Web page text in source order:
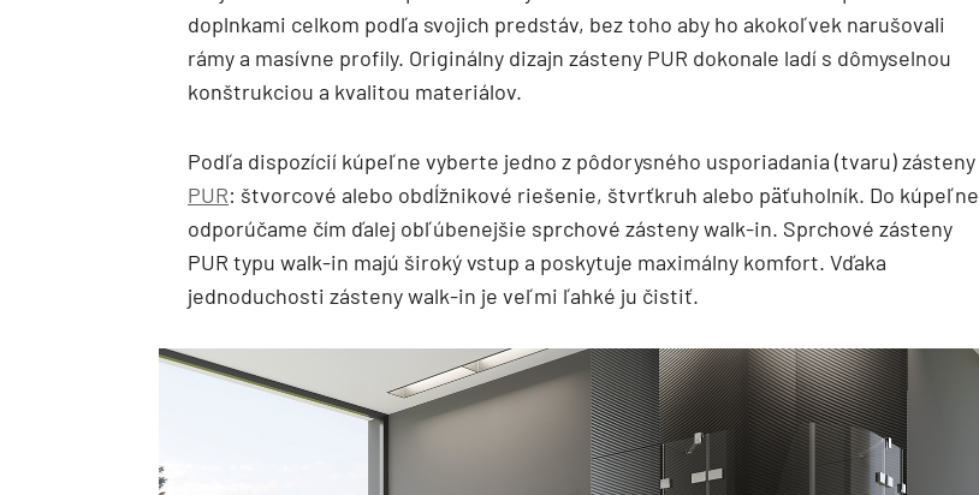
doplnkami celkom podľa svojich predstáv, bez toho aby ho akokoľvek narušovali
rámy a masívne profily. Originálny dizajn zásteny PUR dokonale ladí s dômyselnou
konštrukciou a kvalitou materiálov.
Podľa dispozícií kúpeľne vyberte jedno z pôdorysného usporiadania (tvaru) zásteny
PUR: štvorcové alebo obdĺžnikové riešenie, štvrťkruh alebo päťuholník. Do kúpeľne
odporúčame čím ďalej obľúbenejšie sprchové zásteny walk-in. Sprchové zásteny
PUR typu walk-in majú široký vstup a poskytuje maximálny komfort. Vďaka
jednoduchosti zásteny walk-in je veľmi ľahké ju čistiť.